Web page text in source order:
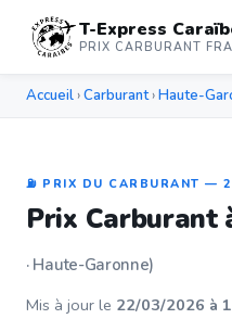
T-Express
PRIX CARBURANT
Accueil ›Carburant›Haute-
⛽ PRIX DU CARBURANT
Prix Carburant
· Haute-Garonne)
Mis à jour le 22/03/2026 à